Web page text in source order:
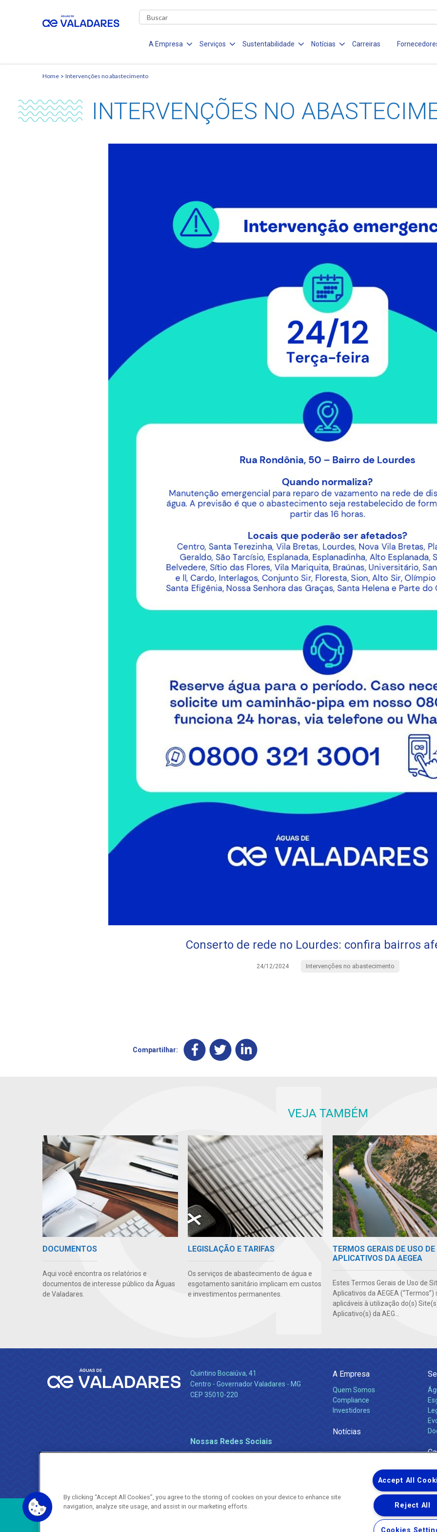
A Empresa Serviços Sustentabilidade Notícias Carreiras
Home Intervenções no abastecimento
INTERVENÇÕES NO
Conserto de rede no Lourdes: confira bairros
24/12/2024 Intervenções no abastecimento
Compartilhar:
VEJA TAMBÉM
DOCUMENTOS
Aqui você encontra os relatórios e
documentos de interesse público da Águas
de Valadares.
LEGISLAÇÃO E TARIFAS
Os serviços de abastecimento de água e
esgotamento sanitário implicam em custos
e investimentos permanentes.
TERMOS GERAIS DE USO
APLICATIVOS DA AEGEA
Estes Termos Gerais de Uso de
Aplicativos da AEGEA (“Termos”)
aplicáveis à utilização do(s)
Aplicativo(s) da AEG...
Quintino Bocaiúva, 41
Centro - Governador Valadares - MG
CEP 35010-220
Nossas Redes Sociais
A Empresa
Quem Somos
Compliance
Investidores
Notícias
Copyright ® 2026 - Todos os Direitos Reservados.
By clicking “Accept All Cookies”, you agree to the storing of cookies on your device to enhance site
navigation, analyze site usage, and assist in our marketing efforts.
Accept All
Reject All
Cookies